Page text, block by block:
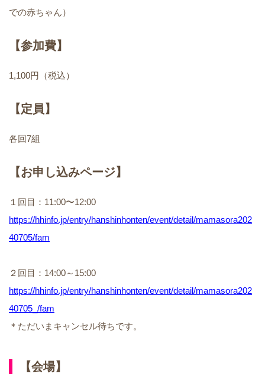
での赤ちゃん）
【参加費】
1,100円（税込）
【定員】
各回7組
【お申し込みページ】
１回目：11:00〜12:00
https://hhinfo.jp/entry/hanshinhonten/event/detail/mamasora202
40705/fam
２回目：14:00～15:00
https://hhinfo.jp/entry/hanshinhonten/event/detail/mamasora202
40705_/fam
＊ただいまキャンセル待ちです。
【会場】